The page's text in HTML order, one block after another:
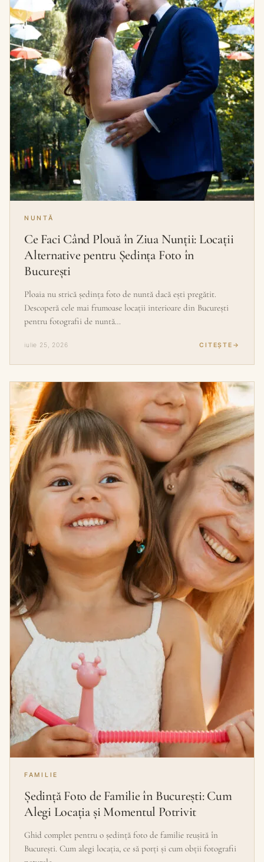
NUNTĂ
Ce Faci Când Plouă în Ziua Nunții: Locații
Alternative pentru Ședința Foto în
București
Ploaia nu strică ședința foto de nuntă dacă ești pregătit.
Descoperă cele mai frumoase locații interioare din București
pentru fotografii de nuntă…
iulie 25, 2026 CITEȘTE
FAMILIE
Ședință Foto de Familie în București: Cum
Alegi Locația și Momentul Potrivit
Ghid complet pentru o ședință foto de familie reușită în
București. Cum alegi locația, ce să porți și cum obții fotografii